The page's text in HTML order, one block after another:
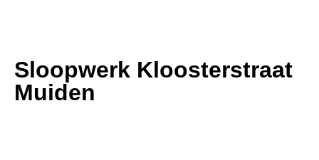
Sloopwerk Kloosterstraat
Muiden